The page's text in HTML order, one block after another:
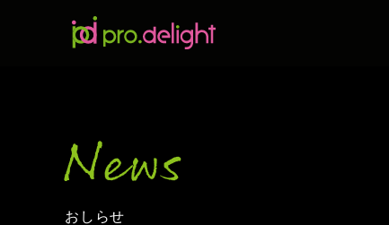
News
おしらせ